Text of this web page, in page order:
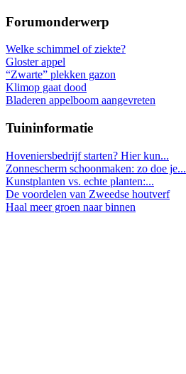
Forumonderwerp
Welke schimmel of ziekte?
Gloster appel
“Zwarte” plekken gazon
Klimop gaat dood
Bladeren appelboom aangevreten
Tuininformatie
Hoveniersbedrijf starten? Hier kun...
Zonnescherm schoonmaken: zo doe je...
Kunstplanten vs. echte planten:...
De voordelen van Zweedse houtverf
Haal meer groen naar binnen